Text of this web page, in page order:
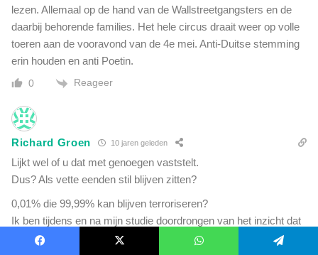
lezen. Allemaal op de hand van de Wallstreetgangsters en de
daarbij behorende families. Het hele circus draait weer op volle
toeren aan de vooravond van de 4e mei. Anti-Duitse stemming
erin houden en anti Poetin.
0 Reageer
Richard Groen 10 jaren geleden
Lijkt wel of u dat met genoegen vaststelt.
Dus? Als vette eenden stil blijven zitten?
0,01% die 99,99% kan blijven terroriseren?
Ik ben tijdens en na mijn studie doordrongen van het inzicht dat
niets onmogelijk is.